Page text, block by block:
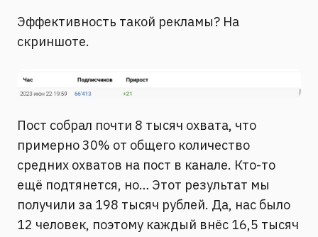
Эффективность такой рекламы? На
скриншоте.
Пост собрал почти 8 тысяч охвата, что
примерно 30% от общего количество
средних охватов на пост в канале. Кто-то
ещё подтянется, но… Этот результат мы
получили за 198 тысяч рублей. Да, нас было
12 человек, поэтому каждый внёс 16,5 тысяч